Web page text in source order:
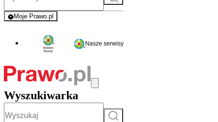
Moje Prawo.pl
- rejestracja i logowanie do serwisu
Nasze serwisy
Wyszukiwarka
Szukaj